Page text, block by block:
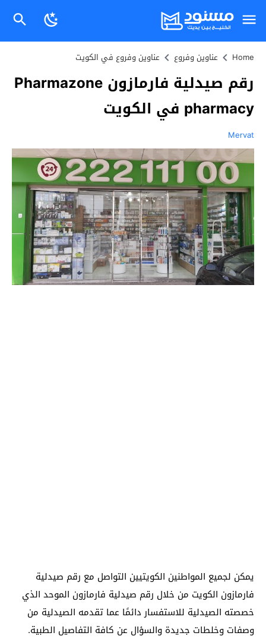
Home عناوين وفروع عناوين وفروع في الكويت
رقم صيدلية فارمازون Pharmazone
pharmacy في الكويت
Mervat
يمكن لجميع المواطنين الكويتيين التواصل مع رقم صيدلية
فارمازون الكويت من خلال رقم صيدلية فارمازون الموحد الذي
خصصته الصيدلية للاستفسار دائمًا عما تقدمه الصيدلية من
وصفات وخلطات جديدة والسؤال عن كافة التفاصيل الطبية.